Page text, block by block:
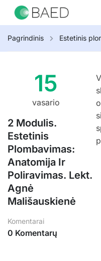
Pagrindinis Estetinis
15
vasario
2 Modulis.
Estetinis
Plombavimas:
Anatomija Ir
Poliravimas. Lekt.
Agnė
Mališauskienė
Komentarai
0 Komentarų